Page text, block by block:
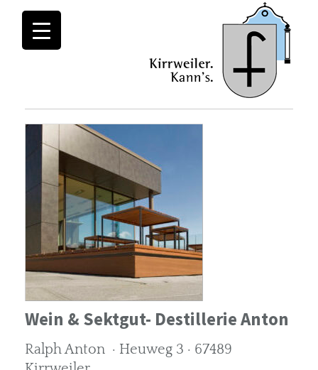
Wein & Sektgut- Destillerie Anton
Ralph Anton · Heuweg 3 · 67489